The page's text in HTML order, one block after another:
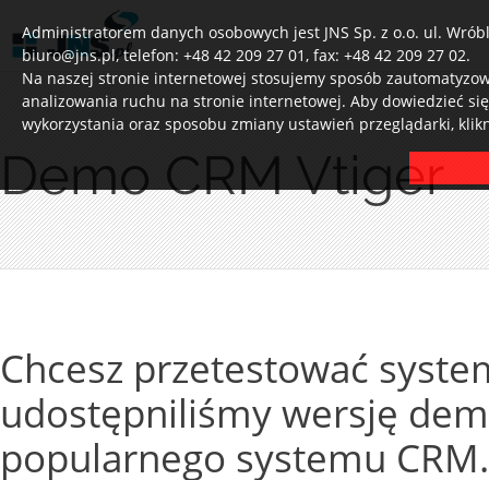
Administratorem danych osobowych jest JNS Sp. z o.o. ul.
biuro@jns.pl, telefon: +48 42 209 27 01, fax: +48 42 209 27 02.
Na naszej stronie internetowej stosujemy sposób
analizowania ruchu na stronie internetowej. Aby dowiedzieć
wykorzystania oraz sposobu zmiany ustawień przeglądarki,
Demo CRM Vtiger
Chcesz przetestować
udostępniliśmy wersję
popularnego systemu CRM.